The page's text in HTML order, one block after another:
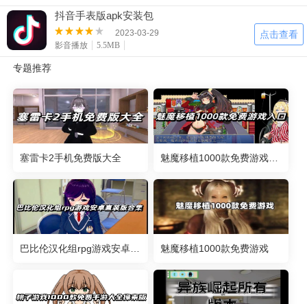
63款应用
8款应用
抖音手表版apk安装包
2023-03-29
影音播放
5.5MB
点击查看
专题推荐
塞雷卡2手机免费版大全 魅魔移植1000款免费游戏入口
巴比伦汉化组rpg游戏安卓直装版合集 魅魔移植1000款免费游戏